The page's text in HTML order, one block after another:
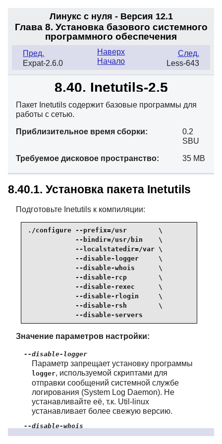
Линукс с нуля - Версия 12.1
Глава 8. Установка базового системного
программного обеспечения
Пред.
Expat-2.6.0
След.
Less-643
Наверх
Начало
8.40. Inetutils-2.5
Пакет Inetutils содержит базовые программы для
работы с сетью.
Приблизительное время сборки:
0.2
SBU
Требуемое дисковое пространство: 35 MB
8.40.1. Установка пакета Inetutils
Подготовьте Inetutils к компиляции:
./configure --prefix=/usr        \
            --bindir=/usr/bin    \
            --localstatedir=/var \
            --disable-logger     \
            --disable-whois      \
            --disable-rcp        \
            --disable-rexec      \
            --disable-rlogin     \
            --disable-rsh        \
            --disable-servers
Значение параметров настройки:
--disable-logger
Параметр запрещает установку программы
logger, используемой скриптами для
отправки сообщений системной службе
логирования (System Log Daemon). Не
устанавливайте её, т.к. Util-linux
устанавливает более свежую версию.
--disable-whois
Этот параметр отключает сборкуwhois-